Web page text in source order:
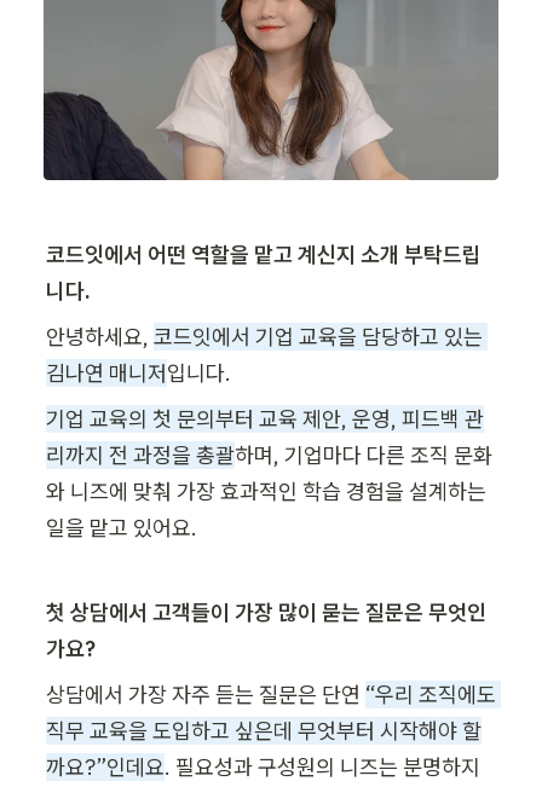
코드잇에서 어떤 역할을 맡고 계신지 소개 부탁드립
니다.
안녕하세요, 코드잇에서 기업 교육을 담당하고 있는
김나연 매니저입니다.
기업 교육의 첫 문의부터 교육 제안, 운영, 피드백 관
리까지 전 과정을 총괄하며, 기업마다 다른 조직 문화
와 니즈에 맞춰 가장 효과적인 학습 경험을 설계하는
일을 맡고 있어요.
첫 상담에서 고객들이 가장 많이 묻는 질문은 무엇인
가요?
상담에서 가장 자주 듣는 질문은 단연 “우리 조직에도
직무 교육을 도입하고 싶은데 무엇부터 시작해야 할
까요?”인데요. 필요성과 구성원의 니즈는 분명하지